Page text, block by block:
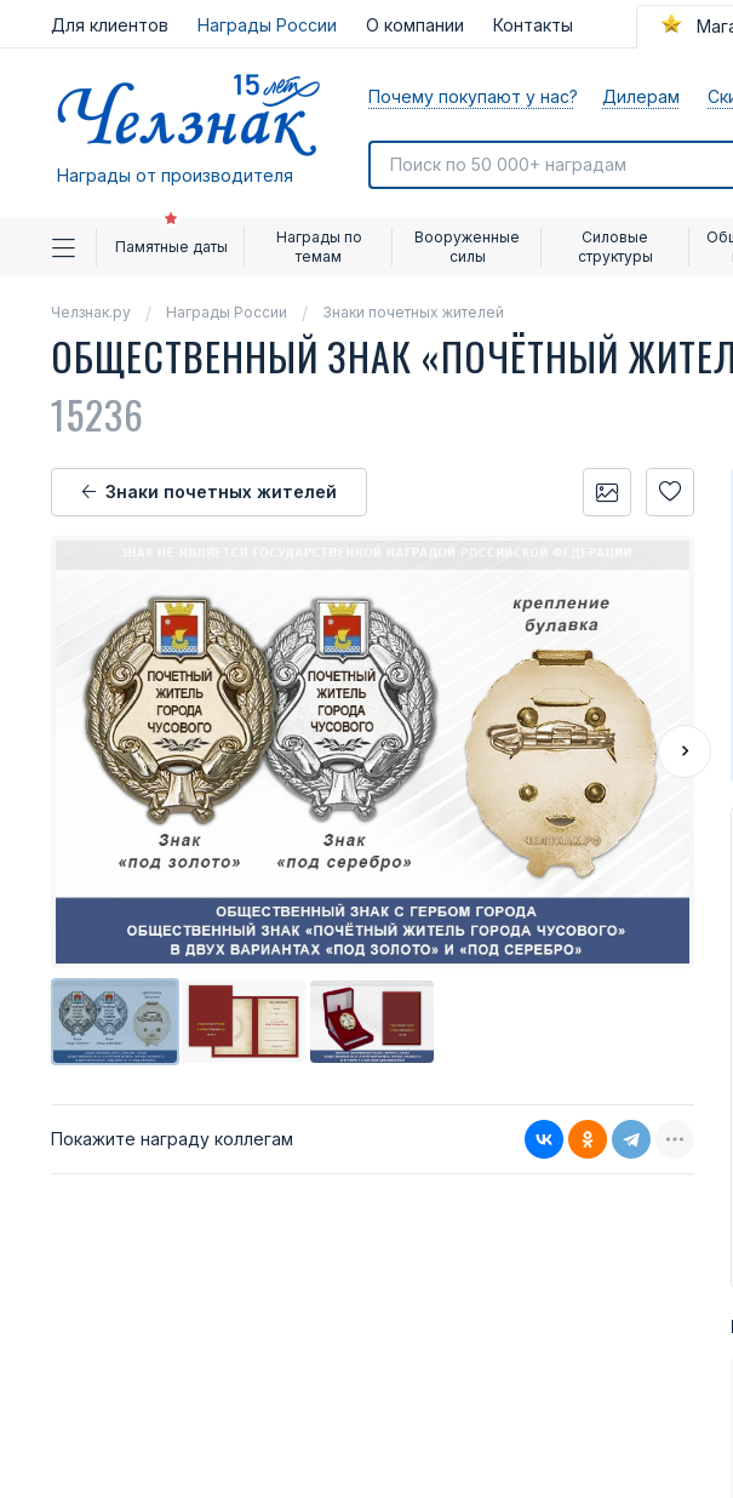
Для клиентов Награды России О компании Контакты
Награды от производителя
Почему покупают у нас? Дилерам
Памятные даты
Награды по
темам
Вооруженные
силы
Силовые
структуры
Челзнак.ру Награды России Знаки почетных жителей
ОБЩЕСТВЕННЫЙ ЗНАК «ПОЧЁТНЫЙ
15236
Знаки почетных жителей
Покажите награду коллегам